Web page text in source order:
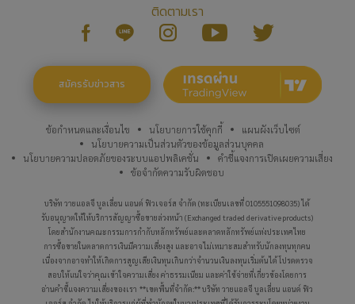
ทองคำแท่งรายใหญ่
ติดตามเรา
สมัครรับข่าวสาร
ข้อกำหนดและเงื่อนไข นโยบายการใช้คุกกี้
แผนผังเว็บไซต์
นโยบายความเป็นส่วนตัวของข้อมูลส่วนบุคคล
นโยบายความปลอดภัยของระบบแอปพลิเคชั่น
คำชี้แจงการเปิดเผยความเสี่ยง
ข้อจำกัดความรับผิดชอบ
บริษัท วายแอลจี บูลเลี่ยน แอนด์ ฟิวเจอร์ส จำกัด (ทะเบียนเลขที่ 0105551098035) ได้
รับอนุญาตให้ให้บริการสัญญาซื้อขายล่วงหน้า (Exchanged traded derivative products)
โดยสำนักงานคณะกรรมการกำกับหลักทรัพย์และตลาดหลักทรัพย์แห่งประเทศไทย
การซื้อขายในตลาดการเงินมีความเสี่ยงสูง และอาจไม่เหมาะสมสำหรับนักลงทุนทุกคน
เนื่องจากอาจทำให้เกิดการสูญเสียเงินทุนเกินกว่าจำนวนเงินลงทุนเริ่มต้นได้ โปรดตรวจ
สอบให้แน่ใจว่าคุณเข้าใจความเสี่ยง ค่าธรรมเนียม และค่าใช้จ่ายที่เกี่ยวข้องโดยการ
อ่านคำชี้แจงความเสี่ยงของเรา **เขตพื้นที่จำกัด:** บริษัท วายแอลจี บูลเลี่ยน แอนด์ ฟิว